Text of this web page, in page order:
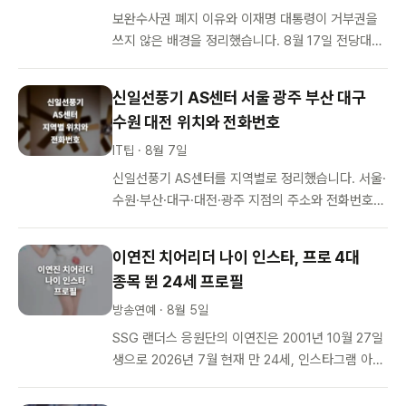
보완수사권 폐지 이유와 이재명 대통령이 거부권을
쓰지 않은 배경을 정리했습니다. 8월 17일 전당대회
신일선풍기 AS센터 서울 광주 부산 대구
수원 대전 위치와 전화번호
IT팁 · 8월 7일
신일선풍기 AS센터를 지역별로 정리했습니다. 서울·
수원·부산·대구·대전·광주 지점의 주소와 전화번호는
이연진 치어리더 나이 인스타, 프로 4대
종목 뛴 24세 프로필
방송연예 · 8월 5일
SSG 랜더스 응원단의 이연진은 2001년 10월 27일
생으로 2026년 7월 현재 만 24세, 인스타그램 아이